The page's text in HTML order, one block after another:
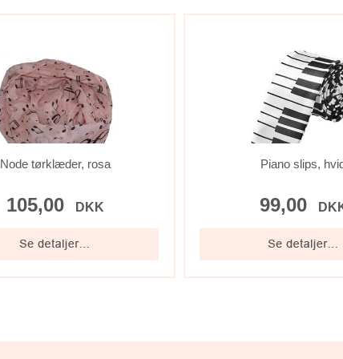
Node tørklæder, rosa
105,00 DKK
Piano slips,
99,00